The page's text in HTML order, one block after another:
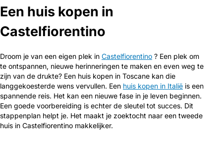
Een huis kopen in
Castelfiorentino
Droom je van een eigen plek in Castelfiorentino ? Een plek om
te ontspannen, nieuwe herinneringen te maken en even weg te
zijn van de drukte? Een huis kopen in Toscane kan die
langgekoesterde wens vervullen. Een huis kopen in Italië is een
spannende reis. Het kan een nieuwe fase in je leven beginnen.
Een goede voorbereiding is echter de sleutel tot succes. Dit
stappenplan helpt je. Het maakt je zoektocht naar een tweede
huis in Castelfiorentino makkelijker.